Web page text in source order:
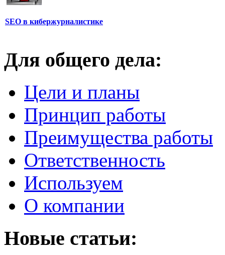
SEO в кибержурналистике
Для общего дела:
Цели и планы
Принцип работы
Преимущества работы
Ответственность
Используем
О компании
Новые статьи: